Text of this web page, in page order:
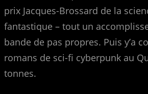
prix Jacques-Brossard de la
fantastique – tout un
bande de pas propres. Puis y’a
romans de sci-fi cyberpunk au
tonnes.